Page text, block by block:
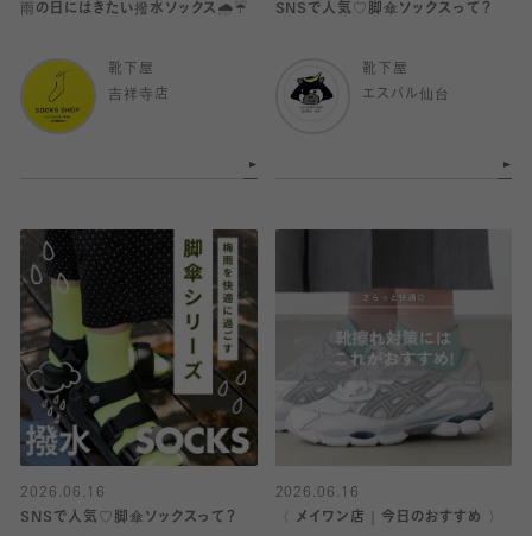
雨の日にはきたい撥水ソックス🌧️☔️
靴下屋
吉祥寺店
SNSで人気♡脚傘ソックスって？
靴下屋
エスパル仙台
2026.06.16
SNSで人気♡脚傘ソックスって？
2026.06.16
〈 メイワン店｜今日のおすすめ 〉